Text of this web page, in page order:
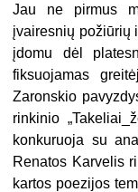
Jau ne pirmus
įvairesnių požiūrių
įdomu dėl
fiksuojamas
Zaronskio
rinkinio
konkuruoja su
Renatos Karvelis
kartos poezijos